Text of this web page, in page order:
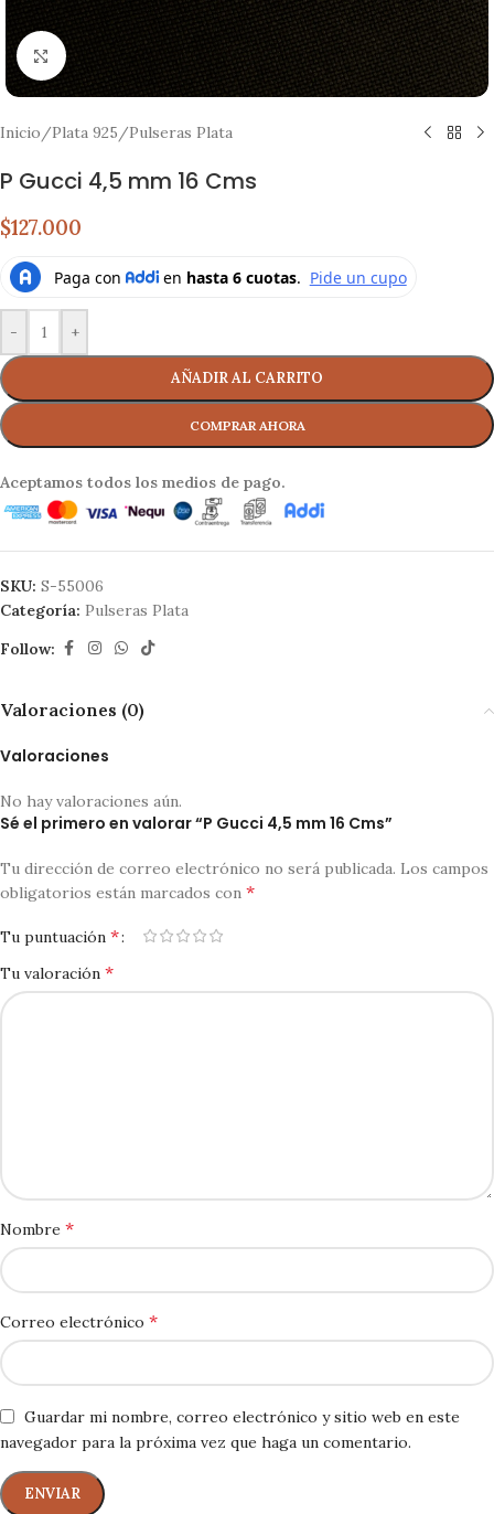
Click to enlarge
Inicio/Plata 925/Pulseras Plata
P Gucci 4,5 mm 16 Cms
$127.000
- +
AÑADIR AL CARRITO
Aceptamos todos los medios de pago.
SKU: S-55006
Categoría: Pulseras Plata
Follow:
Valoraciones (0)
Valoraciones
No hay valoraciones aún.
Sé el primero en valorar “P Gucci 4,5 mm 16 Cms”
Tu dirección de correo electrónico no será publicada. Los campos
obligatorios están marcados con *
Tu puntuación *
Tu valoración *
Nombre *
Correo electrónico *
Guardar mi nombre, correo electrónico y sitio web en este
navegador para la próxima vez que haga un comentario.